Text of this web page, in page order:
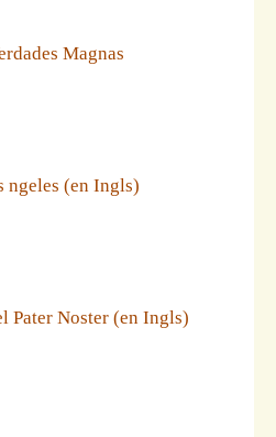
Magnas
ngeles (en Ingls)
Pater Noster (en Ingls)